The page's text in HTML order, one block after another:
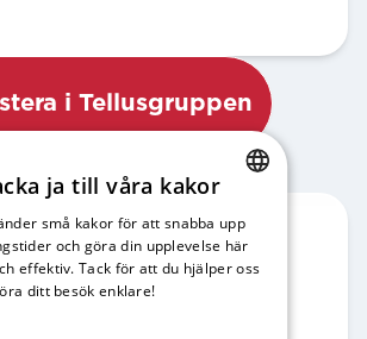
i Tellusgruppen
SWEDISH
ENGLISH
ja till våra kakor
små kakor för att snabba upp
och göra din upplevelse här
effektiv. Tack för att du hjälper oss
ditt besök enklare!